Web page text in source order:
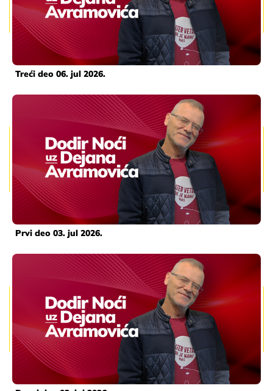
Treći deo 06. jul 2026.
Prvi deo 03. jul 2026.